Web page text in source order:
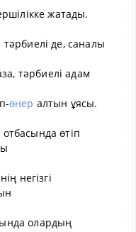
жатады.
де, саналы
тәрбиелі адам
өнер алтын ұясы.
өтіп
негізгі
олардың